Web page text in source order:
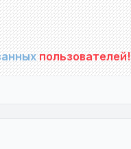
пользователей!